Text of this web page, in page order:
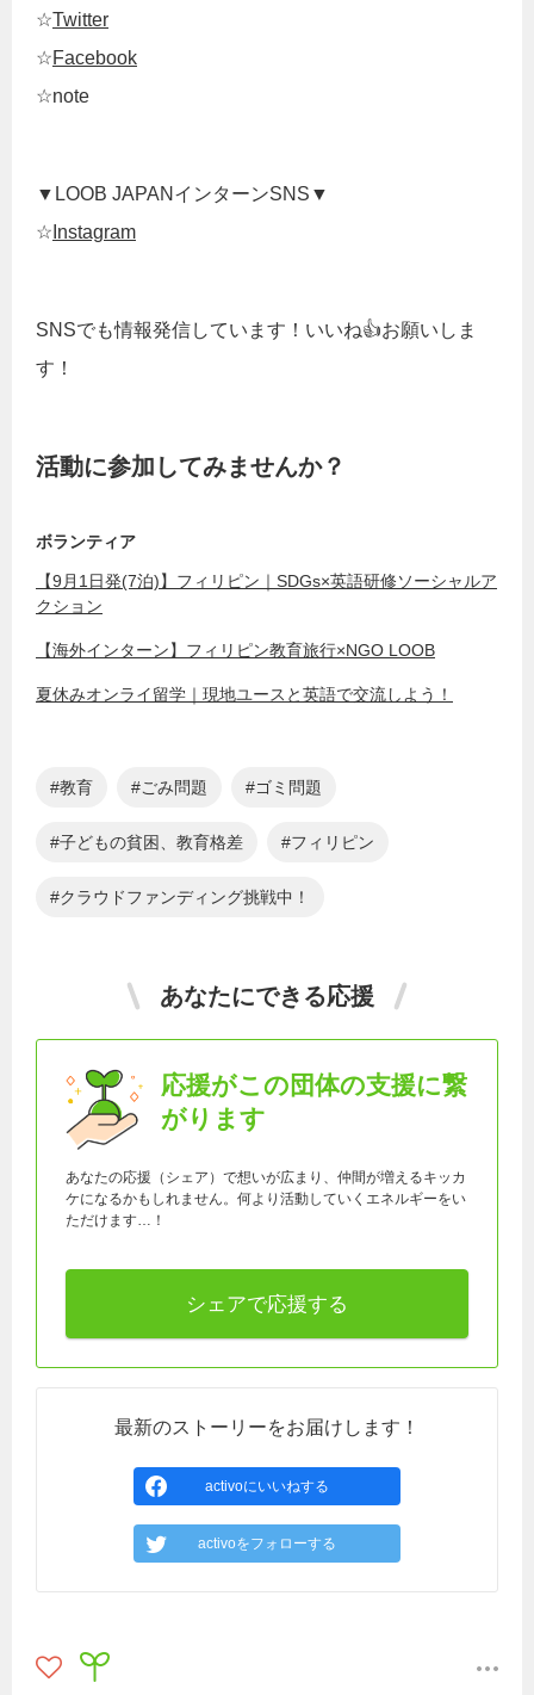
☆Twitter
☆Facebook
☆note
▼LOOB JAPANインターンSNS▼
☆ Instagram
SNSでも情報発信しています！いいね👍お願いしま
す！
活動に参加してみませんか？
ボランティア
【9月1日発(7泊)】フィリピン｜SDGs×英語研修ソーシャルア
クション
【海外インターン】フィリピン教育旅行×NGO LOOB
夏休みオンライ留学｜現地ユースと英語で交流しよう！
教育 ごみ問題 ゴミ問題
子どもの貧困、教育格差 フィリピン
クラウドファンディング挑戦中！
あなたにできる応援
応援がこの団体の支援に繋
がります
あなたの応援（シェア）で想いが広まり、仲間が増えるキッカ
ケになるかもしれません。何より活動していくエネルギーをい
ただけます…！
シェアで応援する
最新のストーリーをお届けします！
activoにいいねする
activoをフォローする